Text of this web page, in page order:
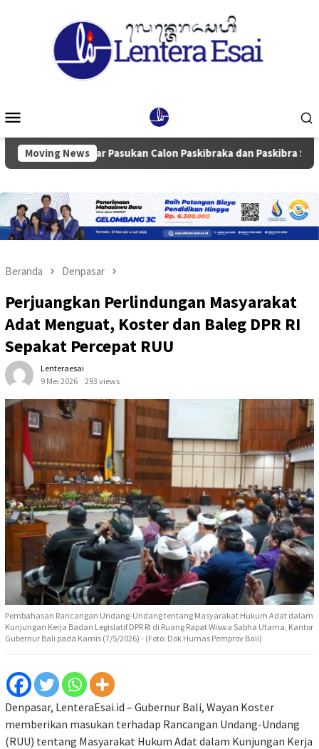
Mobile
Moving News
Gelar Pasukan Calon Paskibraka dan Paskibra Se-
Beranda Denpasar
Perjuangkan Perlindungan Masyarakat
Adat Menguat, Koster dan Baleg DPR RI
Sepakat Percepat RUU
Lenteraesai
9 Mei 2026
293 views
Pembahasan Rancangan Undang-Undang tentang Masyarakat Hukum Adat dalam
Kunjungan Kerja Badan Legislatif DPR RI di Ruang Rapat Wiswa Sabha Utama, Kantor
Gubernur Bali pada Kamis (7/5/2026) - (Foto: Dok Humas Pemprov Bali)
Denpasar, LenteraEsai.id – Gubernur Bali, Wayan Koster
memberikan masukan terhadap Rancangan Undang-Undang
(RUU) tentang Masyarakat Hukum Adat dalam Kunjungan Kerja